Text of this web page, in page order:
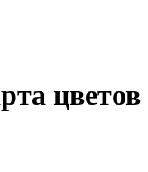
цветов